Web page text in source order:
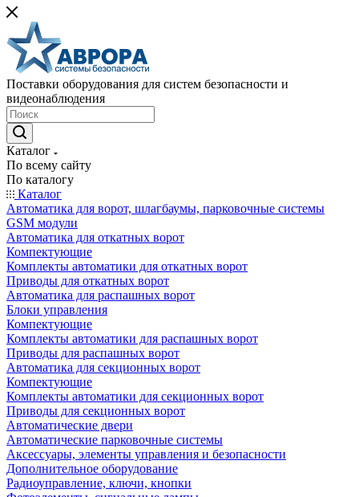
Поставки оборудования для систем безопасности и
видеонаблюдения
Каталог
По всему сайту
По каталогу
Каталог
Автоматика для ворот, шлагбаумы, парковочные системы
GSM модули
Автоматика для откатных ворот
Компектующие
Комплекты автоматики для откатных ворот
Приводы для откатных ворот
Автоматика для распашных ворот
Блоки управления
Компектующие
Комплекты автоматики для распашных ворот
Приводы для распашных ворот
Автоматика для секционных ворот
Компектующие
Комплекты автоматики для секционных ворот
Приводы для секционных ворот
Автоматические двери
Автоматические парковочные системы
Аксессуары, элементы управления и безопасности
Дополнительное оборудование
Радиоуправление, ключи, кнопки